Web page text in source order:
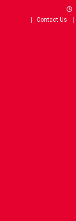
Contact Us